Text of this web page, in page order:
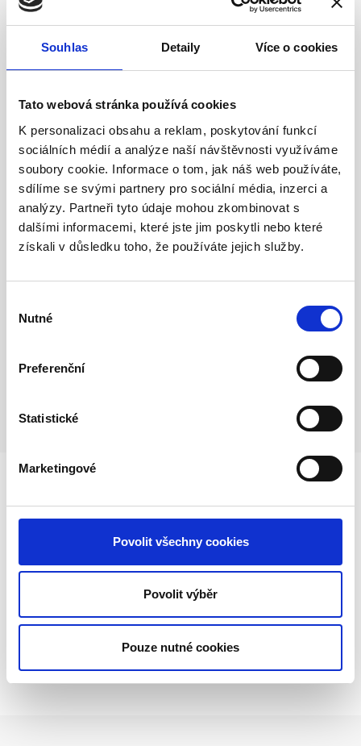
Souhlas Detaily Více o cookies
Tato webová stránka používá cookies
K personalizaci obsahu a reklam, poskytování funkcí
sociálních médií a analýze naší návštěvnosti využíváme
soubory cookie. Informace o tom, jak náš web používáte,
sdílíme se svými partnery pro sociální média, inzerci a
analýzy. Partneři tyto údaje mohou zkombinovat s
dalšími informacemi, které jste jim poskytli nebo které
získali v důsledku toho, že používáte jejich služby.
souhlasu
Nutné
Preferenční
Statistické
Marketingové
Povolit všechny cookies
Povolit výběr
Pouze nutné cookies
Restaurace